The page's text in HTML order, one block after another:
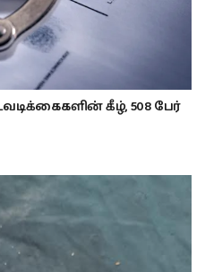
கீழ், 508 பேர்